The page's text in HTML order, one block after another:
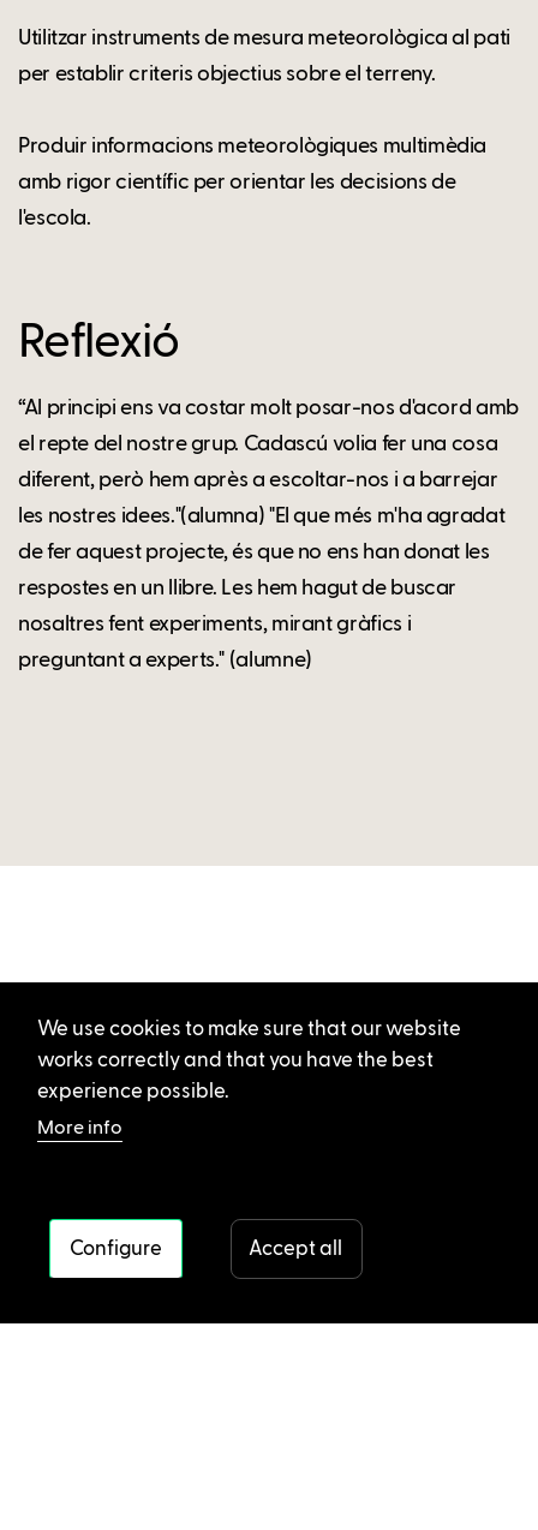
Utilitzar instruments de mesura meteorològica al pati
per establir criteris objectius sobre el terreny.
Produir informacions meteorològiques multimèdia
amb rigor científic per orientar les decisions de
l'escola.
Reflexió
“Al principi ens va costar molt posar-nos d'acord amb
el repte del nostre grup. Cadascú volia fer una cosa
diferent, però hem après a escoltar-nos i a barrejar
les nostres idees."(alumna) "El que més m'ha agradat
de fer aquest projecte, és que no ens han donat les
respostes en un llibre. Les hem hagut de buscar
nosaltres fent experiments, mirant gràfics i
preguntant a experts." (alumne)
We use cookies to make sure that our website
works correctly and that you have the best
experience possible.
More info
Configure Accept all